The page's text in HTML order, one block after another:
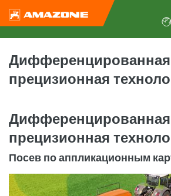
Дифференцированная
прецизионная
Дифференцированная
прецизионная
Посев по аппликационным